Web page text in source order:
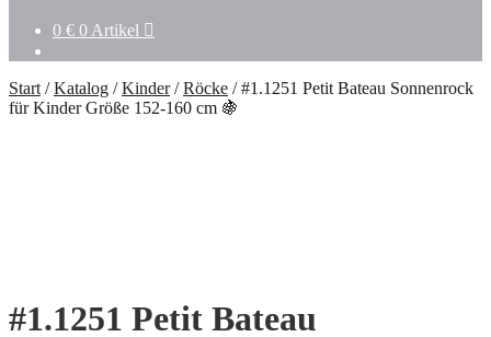
0 € 0 Artikel
Start /Katalog /Kinder/Röcke /#1.1251 Petit Bateau Sonnenrock
für Kinder Größe 152-160 cm 🍇
#1.1251 Petit Bateau